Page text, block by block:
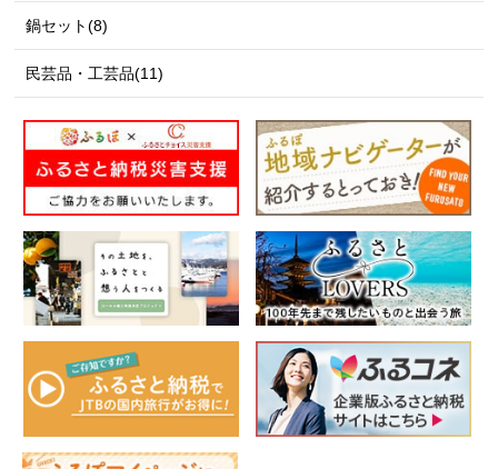
鍋セット(8)
民芸品・工芸品(11)